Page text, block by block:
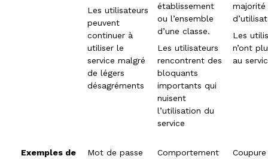
Les utilisateurs
peuvent
continuer à
utiliser le
service malgré
de légers
désagréments
établissement
ou l’ensemble
d’une classe.
Les utilisateurs
rencontrent des
bloquants
importants qui
nuisent
l’utilisation du
service
majorité
Les
n’ont
au
Exemples de
Mot de passe
Comportement